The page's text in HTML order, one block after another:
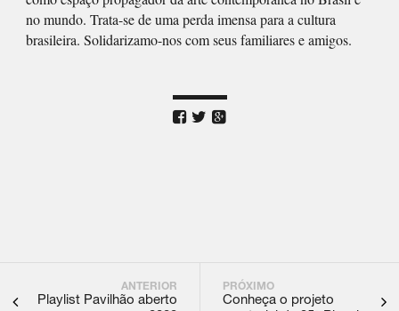
no mundo. Trata-se de uma perda imensa para a cultura
brasileira. Solidarizamo-nos com seus familiares e amigos.
  
ANTERIOR
Playlist Pavilhão aberto
PRÓXIMO
Conheça o projeto